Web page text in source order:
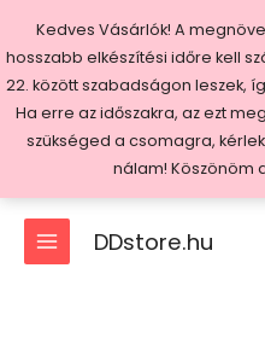
Kedves Vásárlók! A
hosszabb elkészítési időre kell
22. között szabadságon leszek,
Ha erre az időszakra, az ezt
szükséged a csomagra,
nálam! Köszönöm
content
DDstore.hu